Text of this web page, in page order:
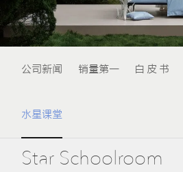
公司新闻 销量第一 白 皮 书
水星课堂
Star Schoolroom